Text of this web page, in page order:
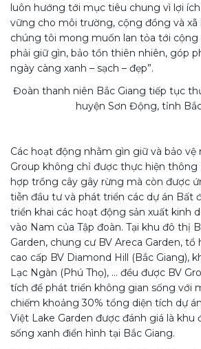
luôn hướng tới mục tiêu chung vì lợi
vững cho môi trường, cộng đồng và
chúng tôi mong muốn lan tỏa tới cộng
phải giữ gìn, bảo tồn thiên nhiên, góp
ngày càng xanh – sạch – đẹp”.
Đoàn thanh niên Bắc Giang tiếp tục
huyện Sơn Động, tỉnh
Các hoạt động nhằm gìn giữ và bảo
Group không chỉ được thực hiện
hợp trồng cây gây rừng mà còn được
tiễn đầu tư và phát triển các dự án Bất
triển khai các hoạt động sản xuất kinh
vào Nam của Tập đoàn. Tại khu đô thị
Garden, chung cư BV Areca Garden, tổ
cao cấp BV Diamond Hill (Bắc Giang),
Lạc Ngàn (Phú Thọ), … đều được BV
tích để phát triển không gian sống với
chiếm khoảng 30% tổng diện tích dự
Việt Lake Garden được đánh giá là
sống xanh điển hình tại Bắc Giang.